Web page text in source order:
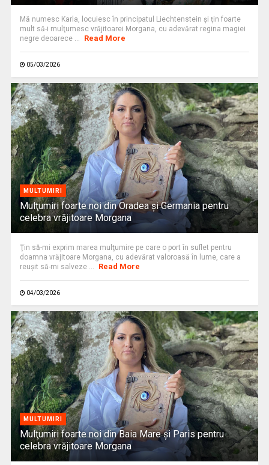
Mă numesc Karla, locuiesc în principatul Liechtenstein şi ţin foarte
mult să-i mulţumesc vrăjitoarei Morgana, cu adevărat regina magiei
negre deoarece ...
Read More
05/03/2026
MULTUMIRI
Mulţumiri foarte noi din Oradea și Germania pentru
celebra vrăjitoare Morgana
Ţin să-mi exprim marea mulţumire pe care o port în suflet pentru
doamna vrăjitoare Morgana, cu adevărat valoroasă în lume, care a
reuşit să-mi salveze ...
Read More
04/03/2026
MULTUMIRI
Mulţumiri foarte noi din Baia Mare și Paris pentru
celebra vrăjitoare Morgana